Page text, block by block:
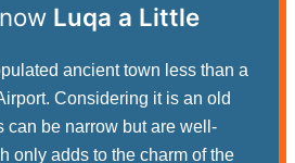
Luqa a Little
ancient town less than a
Considering it is an old
can be narrow but are well-
only adds to the charm of the